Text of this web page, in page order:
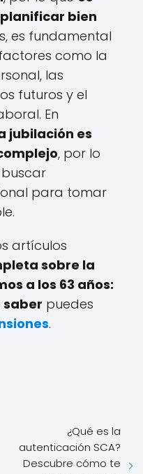
bien
es fundamental
como la
las
futuros y el
En
jubilación es
, por lo
para tomar
artículos
sobre la
a los 63 años:
saber puedes
.
¿Qué es la
autenticación SCA?
Descubre cómo te